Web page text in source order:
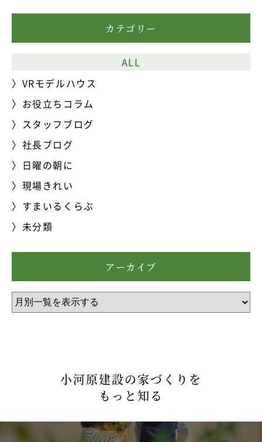
カテゴリー
ALL
VRモデルハウス
お役立ちコラム
スタッフブログ
社長ブログ
日曜の朝に
現場きれい
すまいるくらぶ
未分類
アーカイブ
小河原建設の家づくりを
もっと知る